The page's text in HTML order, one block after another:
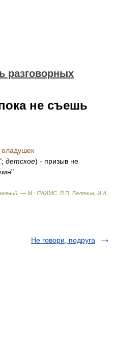
разговорных
не съешь
оладушек
детское) - призыв не
— М.: ПАИМС В.П. Белянин, И.А.
Не говори, подруга